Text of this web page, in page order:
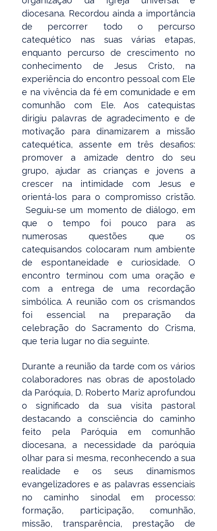
diocesana. Recordou ainda a importância
de percorrer todo o percurso
catequético nas suas várias etapas,
enquanto percurso de crescimento no
conhecimento de Jesus Cristo, na
experiência do encontro pessoal com Ele
e na vivência da fé em comunidade e em
comunhão com Ele. Aos catequistas
dirigiu palavras de agradecimento e de
motivação para dinamizarem a missão
catequética, assente em três desafios:
promover a amizade dentro do seu
grupo, ajudar as crianças e jovens a
crescer na intimidade com Jesus e
orientá-los para o compromisso cristão.
Seguiu-se um momento de diálogo, em
que o tempo foi pouco para as
numerosas questões que os
catequisandos colocaram num ambiente
de espontaneidade e curiosidade. O
encontro terminou com uma oração e
com a entrega de uma recordação
simbólica. A reunião com os crismandos
foi essencial na preparação da
celebração do Sacramento do Crisma,
que teria lugar no dia seguinte.
Durante a reunião da tarde com os vários
colaboradores nas obras de apostolado
da Paróquia, D. Roberto Mariz aprofundou
o significado da sua visita pastoral
destacando a consciência do caminho
feito pela Paróquia em comunhão
diocesana, a necessidade da paróquia
olhar para si mesma, reconhecendo a sua
realidade e os seus dinamismos
evangelizadores e as palavras essenciais
no caminho sinodal em processo:
formação, participação, comunhão,
missão, transparência, prestação de